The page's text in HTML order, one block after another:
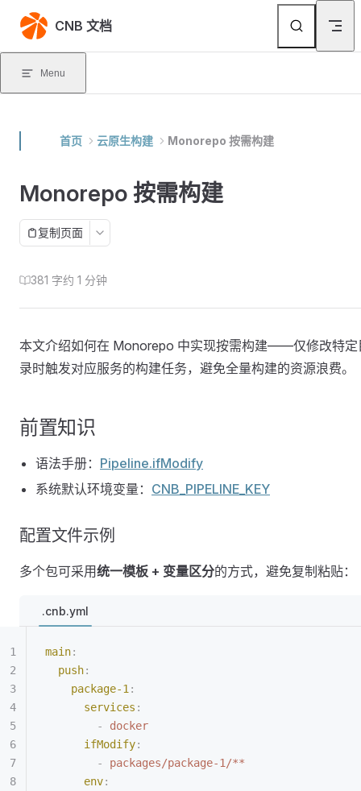
Skip to content
CNB 文档
Menu
首页 云原生构建 Monorepo 按需构建
Monorepo 按需构建
复制页面
381 字约 1 分钟
本文介绍如何在 Monorepo 中实现按需构建——仅修改特定
录时触发对应服务的构建任务，避免全量构建的资源浪费。
前置知识
语法手册： Pipeline.ifModify
系统默认环境变量： CNB_PIPELINE_KEY
配置文件示例
多个包可采用统一模板 + 变量区分的方式，避免复制粘贴：
.cnb.yml
main:
  push
:
    package-1
:
      services
:
        -
docker
      ifModify
:
        -
packages/package-1/**
      env
: